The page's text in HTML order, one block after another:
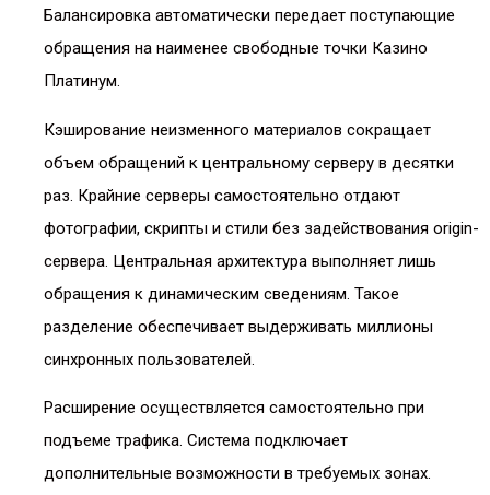
Балансировка автоматически передает поступающие
обращения на наименее свободные точки Казино
Платинум.
Кэширование неизменного материалов сокращает
объем обращений к центральному серверу в десятки
раз. Крайние серверы самостоятельно отдают
фотографии, скрипты и стили без задействования origin-
сервера. Центральная архитектура выполняет лишь
обращения к динамическим сведениям. Такое
разделение обеспечивает выдерживать миллионы
синхронных пользователей.
Расширение осуществляется самостоятельно при
подъеме трафика. Система подключает
дополнительные возможности в требуемых зонах.